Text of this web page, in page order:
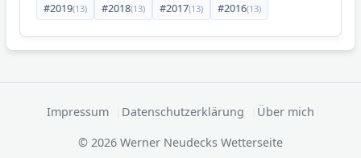
#2019(13) #2018(13) #2017(13) #2016(13)
Impressum Datenschutzerklärung
Über mich
© 2026 Werner Neudecks Wetterseite